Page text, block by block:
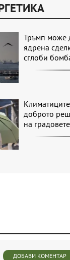
Тръмп може
ядрена
сглоби
доброто
на градовете
ДОБАВИ КОМЕНТАР